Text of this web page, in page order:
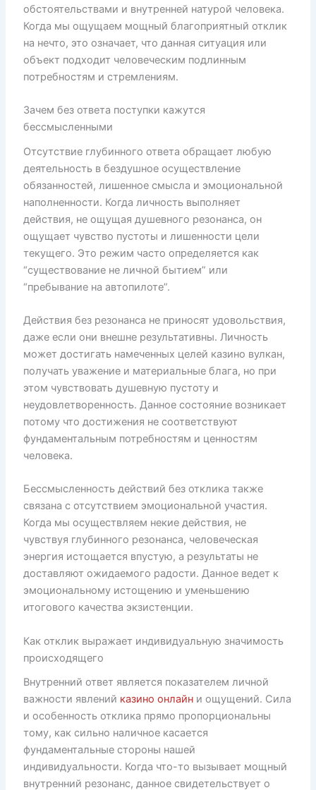
обстоятельствами и внутренней натурой человека.
Когда мы ощущаем мощный благоприятный отклик
на нечто, это означает, что данная ситуация или
объект подходит человеческим подлинным
потребностям и стремлениям.
Зачем без ответа поступки кажутся
бессмысленными
Отсутствие глубинного ответа обращает любую
деятельность в бездушное осуществление
обязанностей, лишенное смысла и эмоциональной
наполненности. Когда личность выполняет
действия, не ощущая душевного резонанса, он
ощущает чувство пустоты и лишенности цели
текущего. Это режим часто определяется как
“существование не личной бытием” или
“пребывание на автопилоте”.
Действия без резонанса не приносят удовольствия,
даже если они внешне результативны. Личность
может достигать намеченных целей казино вулкан,
получать уважение и материальные блага, но при
этом чувствовать душевную пустоту и
неудовлетворенность. Данное состояние возникает
потому что достижения не соответствуют
фундаментальным потребностям и ценностям
человека.
Бессмысленность действий без отклика также
связана с отсутствием эмоциональной участия.
Когда мы осуществляем некие действия, не
чувствуя глубинного резонанса, человеческая
энергия истощается впустую, а результаты не
доставляют ожидаемого радости. Данное ведет к
эмоциональному истощению и уменьшению
итогового качества экзистенции.
Как отклик выражает индивидуальную значимость
происходящего
Внутренний ответ является показателем личной
важности явлений казино онлайни ощущений. Сила
и особенность отклика прямо пропорциональны
тому, как сильно наличное касается
фундаментальные стороны нашей
индивидуальности. Когда что-то вызывает мощный
внутренний резонанс, данное свидетельствует о